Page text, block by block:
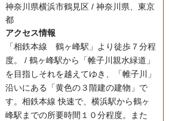
神奈川県横浜市鶴見区 / 神奈川県、東京
都
アクセス情報
「相鉄本線 鶴ヶ峰駅」より徒歩７分程
度。 / 鶴ヶ峰駅から「帷子川親水緑道」
を目指しそれを越えてゆき、「帷子川」
沿いにある「黄色の３階建の建物」で
す。相鉄本線 快速で、横浜駅から鶴ヶ
峰駅までの所要時間１０分程度。また